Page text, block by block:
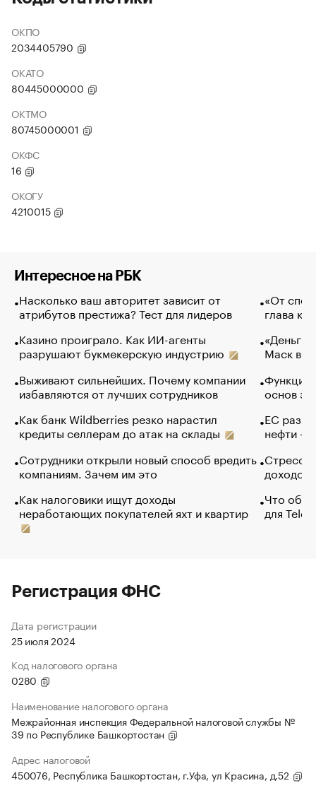
ОКПО
2034405790
ОКАТО
80445000000
ОКТМО
80745000001
ОКФС
16
ОКОГУ
4210015
Интересное на РБК
Насколько ваш авторитет зависит от
атрибутов престижа? Тест для лидеров
Казино проиграло. Как ИИ-агенты
разрушают букмекерскую индустрию
Выживают сильнейших. Почему компании
избавляются от лучших сотрудников
Как банк Wildberries резко нарастил
кредиты селлерам до атак на склады
Сотрудники открыли новый способ вредить
компаниям. Зачем им это
Как налоговики ищут доходы
неработающих покупателей яхт и квартир
«От
глава
«Деньги
Маск в
Функции
основ
ЕС
нефти —
Стресс
доходов
Что
для
Регистрация ФНС
Дата регистрации
25 июля 2024
Код налогового органа
0280
Наименование налогового органа
Межрайонная инспекция Федеральной налоговой службы №
39 по Республике Башкортостан
Адрес налоговой
450076, Республика Башкортостан, г.Уфа, ул Красина, д.52